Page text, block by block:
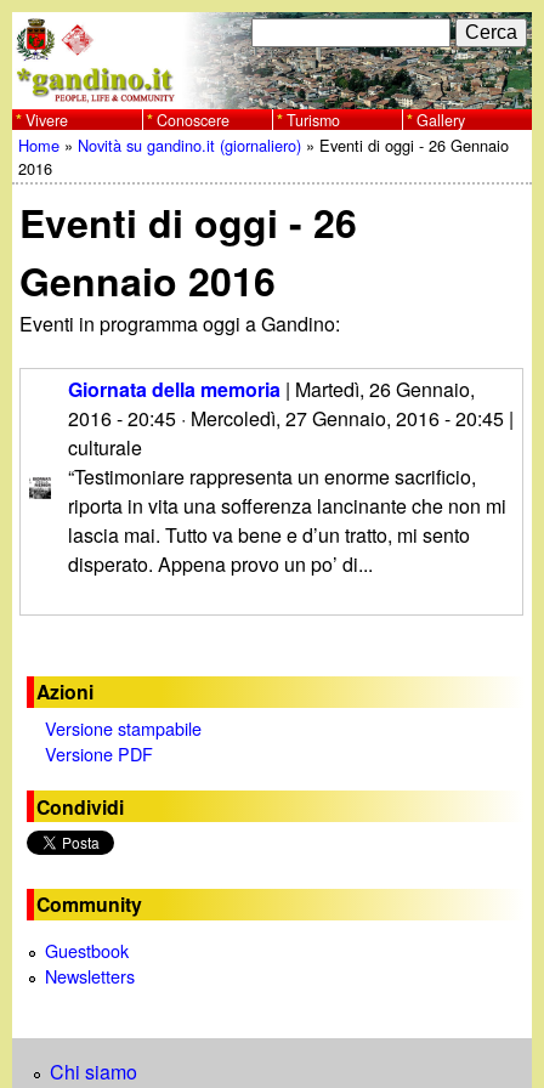
al
contenuto
principale
w
w
w
.
g
n
i
n
o
F
o
r
m
d
i
r
i
c
e
r
c
a
C
e
r
c
a
Vivere Conoscere Turismo Gallery
Tu
sei
qui
Home » Novità su gandino.it (giornaliero) » Eventi di oggi - 26 Gennaio
2016
Eventi di oggi - 26
Gennaio 2016
Eventi in programma oggi a Gandino:
Giornata della memoria | Martedì, 26 Gennaio,
2016 - 20:45 · Mercoledì, 27 Gennaio, 2016 - 20:45 |
culturale
“Testimoniare rappresenta un enorme sacrificio,
riporta in vita una sofferenza lancinante che non mi
lascia mai. Tutto va bene e d’un tratto, mi sento
disperato. Appena provo un po’ di...
Azioni
Versione stampabile
Versione PDF
Condividi
Community
Guestbook
Newsletters
Chi siamo